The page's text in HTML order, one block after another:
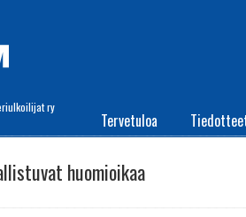
ry
Tervetuloa
huomioikaa